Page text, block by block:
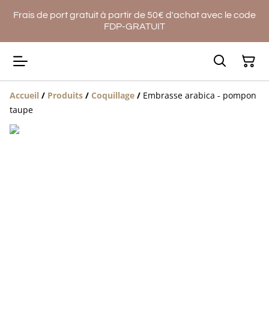
Frais de port gratuit à partir de 50€ d'achat avec le code
FDP-GRATUIT
Accueil / Produits / Coquillage / Embrasse arabica - pompon
taupe